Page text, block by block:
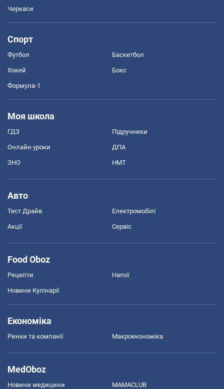
Черкаси
Спорт
Футбол Баскетбол
Хокей Бокс
Формула-1
Моя школа
ГДЗ Підручники
Онлайн уроки ДПА
ЗНО НМТ
Авто
Тест Драйв Електромобілі
Акції Сервіс
Food Oboz
Рецепти Напої
Новини Кулінарії
Економіка
Ринки та компанії Макроекономіка
MedOboz
Новини медицини MAMACLUB